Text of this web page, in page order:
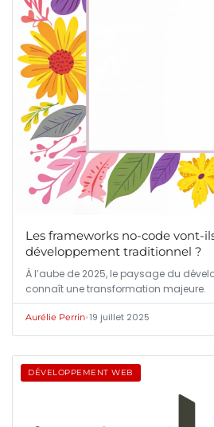
Les frameworks no-code vont-
développement traditionnel ?
À l’aube de 2025, le paysage du
connaît une transformation majeure.
Aurélie Perrin•19 juillet 2025
DÉVELOPPEMENT WEB